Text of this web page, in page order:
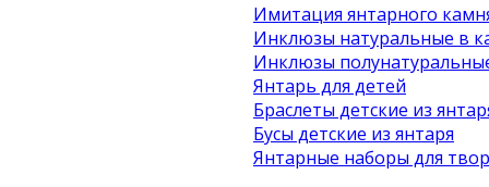
Имитация янтарного
Инклюзы натуральные в
Инклюзы
Янтарь для детей
Браслеты детские из
Бусы детские из янтаря
Янтарные наборы для